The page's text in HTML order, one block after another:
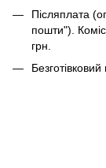
Післяплата
пошти").
грн.